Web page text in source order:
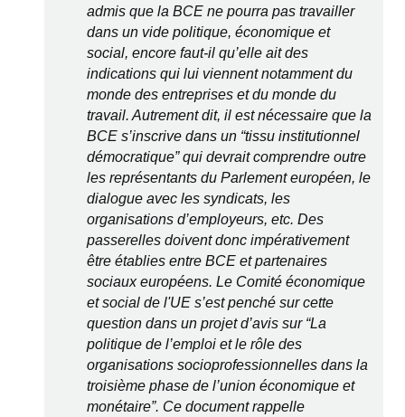
admis que la BCE ne pourra pas travailler
dans un vide politique, économique et
social, encore faut-il qu’elle ait des
indications qui lui viennent notamment du
monde des entreprises et du monde du
travail. Autrement dit, il est nécessaire que la
BCE s’inscrive dans un “tissu institutionnel
démocratique” qui devrait comprendre outre
les représentants du Parlement européen, le
dialogue avec les syndicats, les
organisations d’employeurs, etc. Des
passerelles doivent donc impérativement
être établies entre BCE et partenaires
sociaux européens. Le Comité économique
et social de l'UE s’est penché sur cette
question dans un projet d’avis sur “La
politique de l’emploi et le rôle des
organisations socioprofessionnelles dans la
troisième phase de l’union économique et
monétaire”. Ce document rappelle